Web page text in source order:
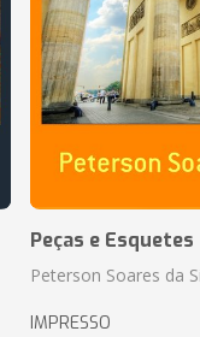
Peças e
Peterson Soares da
IMPRESSO